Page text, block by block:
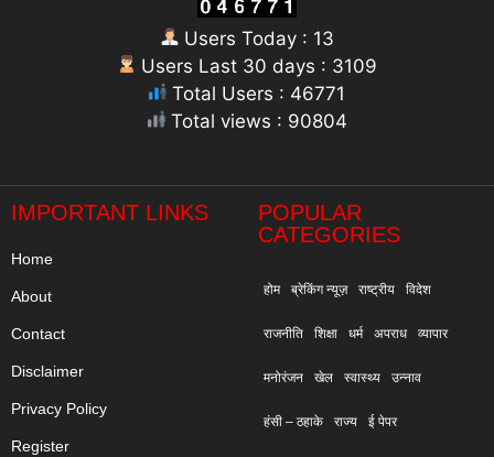
Users Today : 13
Users Last 30 days : 3109
Total Users : 46771
Total views : 90804
IMPORTANT LINKS
Home
About
Contact
Disclaimer
Privacy Policy
Register
POPULAR
CATEGORIES
होम ब्रेकिंग न्यूज़ राष्ट्रीय विदेश
राजनीति शिक्षा धर्म अपराध व्यापार
मनोरंजन खेल स्वास्थ्य उन्नाव
हंसी – ठहाके राज्य ई पेपर